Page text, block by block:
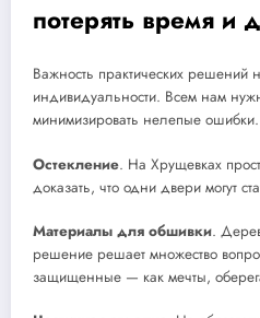
потерять время и
Важность практических решений
индивидуальности. Всем нам
минимизировать нелепые ошибки.
Остекление. На Хрущевках
доказать, что одни двери могут
Материалы для обшивки.
решение решает множество
защищенные — как мечты,